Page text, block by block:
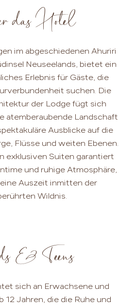
das Hotel
im abgeschiedenen Ahuriri
Neuseelands, bietet ein
Erlebnis für Gäste, die
suchen. Die
der Lodge fügt sich
atemberaubende Landschaft
Ausblicke auf die
Flüsse und weiten Ebenen.
exklusiven Suiten garantiert
und ruhige Atmosphäre,
Auszeit inmitten der
Wildnis.
& Teens
sich an Erwachsene und
12 Jahren, die die Ruhe und